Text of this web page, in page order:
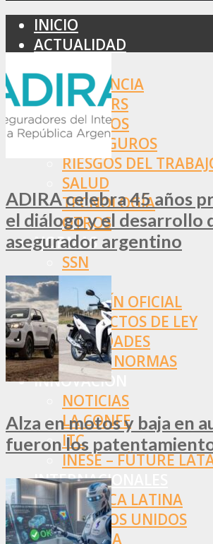
INICIO
ACTUALIDAD
ASISTENCIA
BROKERS
SEGUROS
REASEGUROS
RIESGOS DEL
SALUD
TECNOLOGÍA
OTROS
NORMAS
SSN
SRT
BOLETÍN OFICIAL
PROYECTOS DE LEY
SOCIEDADES
OTRAS NORMAS
INNOVACIÓN
NOTICIAS
LA CONFE
ITC
INESE – FÜTURE
INTERNACIONALES
AMÉRICA LATINA
ESTADOS UNIDOS
EUROPA
ADIRA celebra 45 años
el diálogo y el desarrollo
asegurador argentino
Alza en motos y baja en
fueron los